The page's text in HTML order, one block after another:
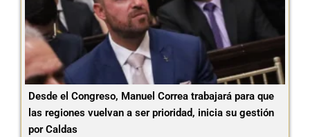
Desde el Congreso, Manuel Correa trabajará para que
las regiones vuelvan a ser prioridad, inicia su gestión
por Caldas